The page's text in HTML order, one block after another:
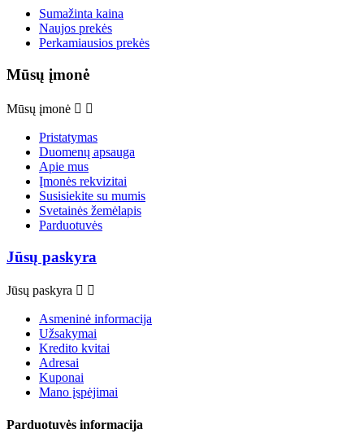
Sumažinta kaina
Naujos prekės
Perkamiausios prekės
Mūsų įmonė
Mūsų įmonė  
Pristatymas
Duomenų apsauga
Apie mus
Įmonės rekvizitai
Susisiekite su mumis
Svetainės žemėlapis
Parduotuvės
Jūsų paskyra
Jūsų paskyra  
Asmeninė informacija
Užsakymai
Kredito kvitai
Adresai
Kuponai
Mano įspėjimai
Parduotuvės informacija